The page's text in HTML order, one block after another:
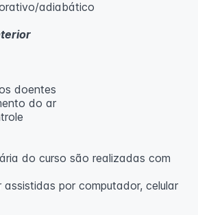
adiabático
doentes
do ar
do curso são realizadas com
assistidas por computador, celular